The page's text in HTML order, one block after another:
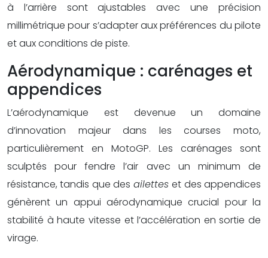
à l’arrière sont ajustables avec une précision
millimétrique pour s’adapter aux préférences du pilote
et aux conditions de piste.
Aérodynamique : carénages et
appendices
L’aérodynamique est devenue un domaine
d’innovation majeur dans les courses moto,
particulièrement en MotoGP. Les carénages sont
sculptés pour fendre l’air avec un minimum de
résistance, tandis que des ailetteset des appendices
génèrent un appui aérodynamique crucial pour la
stabilité à haute vitesse et l’accélération en sortie de
virage.